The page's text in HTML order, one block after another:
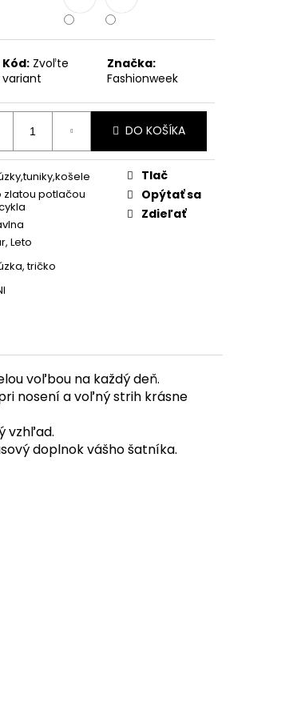
Kód: Zvoľte
variant
Značka:
Fashionweek
DO KOŠÍKA
zlatou potlačou
Leto
tričko
Tlač
Opýtať sa
Zdieľať
voľbou na každý deň.
nosení a voľný strih krásne
vzhľad.
doplnok vášho šatníka.